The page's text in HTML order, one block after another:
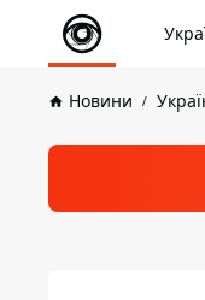
Новини